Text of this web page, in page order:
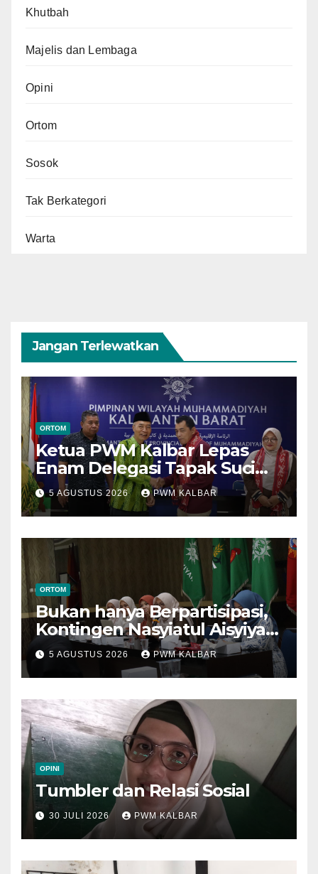
Khutbah
Majelis dan Lembaga
Opini
Ortom
Sosok
Tak Berkategori
Warta
Jangan Terlewatkan
ORTOM
Ketua PWM Kalbar Lepas
Enam Delegasi Tapak Suci
Menuju Muktamar XVI di
Semarang
5 AGUSTUS 2026 PWM KALBAR
ORTOM
Bukan hanya Berpartisipasi,
Kontingen Nasyiatul Aisyiyah
Kalbar Perjuangkan Program
di Muktamar XV
5 AGUSTUS 2026 PWM KALBAR
OPINI
Tumbler dan Relasi Sosial
30 JULI 2026 PWM KALBAR